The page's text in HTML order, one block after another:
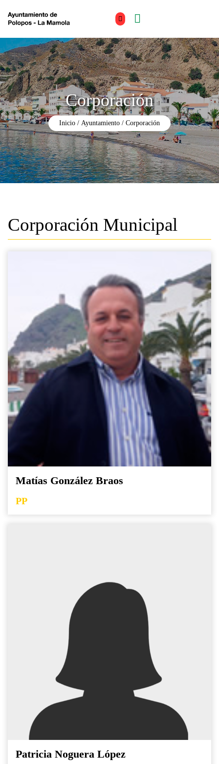
Corporación
Inicio Ayuntamiento Corporación
Corporación Municipal
Matías González Braos
PP
Patricia Noguera López